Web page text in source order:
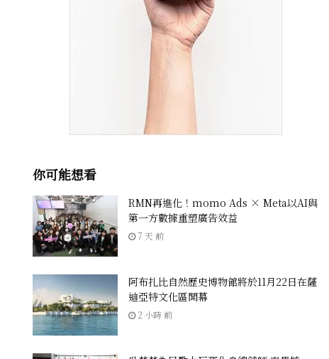
你可能想看
RMN再進化！momo Ads × Meta以AI與
第一方數據重塑廣告效益
7 天 前
阿布扎比自然歷史博物館將於11月22日在薩
迪亞特文化區開幕
2 小時 前